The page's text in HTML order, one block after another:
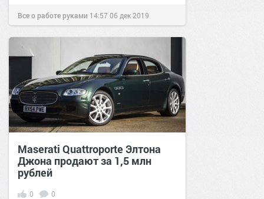
Все о работе руками 14:57 06 дек 2019
Maserati Quattroporte Элтона
Джона продают за 1,5 млн
рублей
0 0